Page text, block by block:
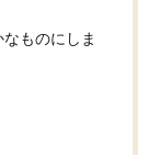
ものにしま